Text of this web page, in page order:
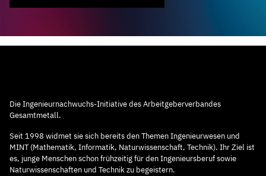
Die Ingenieurnachwuchs-Initiative des Arbeitgeberverbandes
Gesamtmetall.
Seit 1998 widmet sie sich bereits den Themen Ingenieurwesen und
MINT (Mathematik, Informatik, Naturwissenschaft, Technik). Ihr Ziel ist
es, junge Menschen schon frühzeitig für den Ingenieursberuf sowie
Naturwissenschaften und Technik zu begeistern.